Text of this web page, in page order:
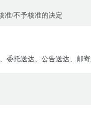
准/不予核准的决定
委托送达、公告送达、邮